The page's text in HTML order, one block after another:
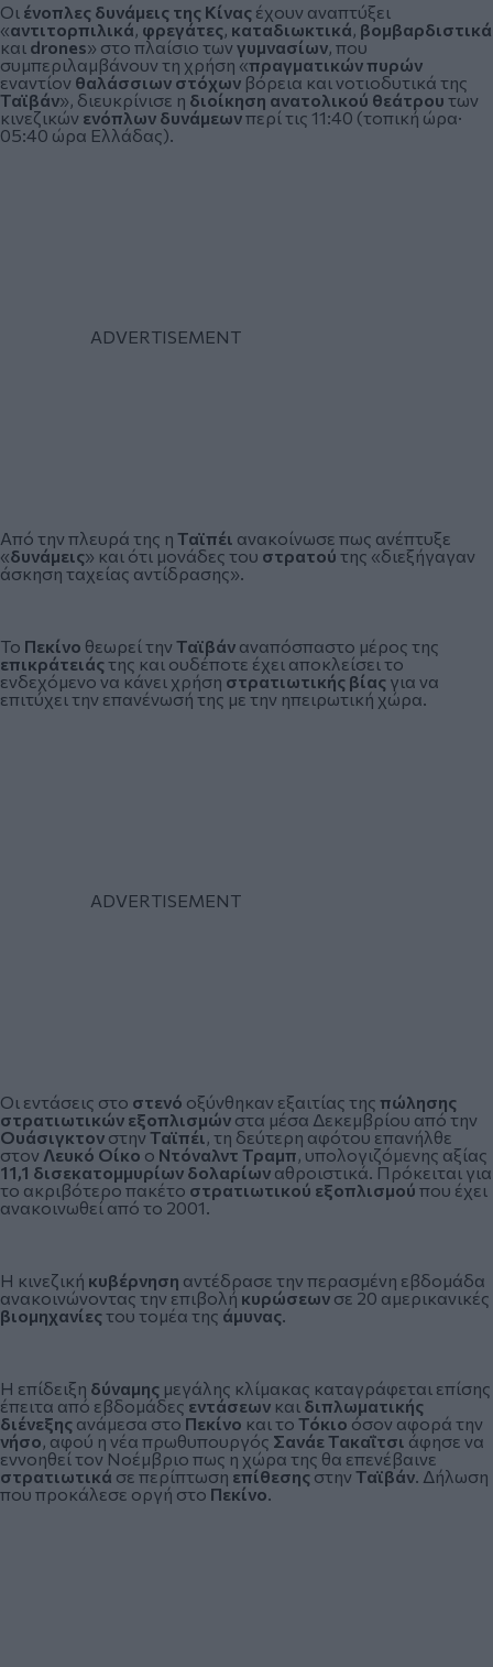
Οι ένοπλες δυνάμεις της Κίνας έχουν αναπτύξει
«αντιτορπιλικά, φρεγάτες, καταδιωκτικά, βομβαρδιστικά
και drones» στο πλαίσιο των γυμνασίων, που
συμπεριλαμβάνουν τη χρήση «πραγματικών πυρών
εναντίον θαλάσσιων στόχων βόρεια και νοτιοδυτικά της
Ταϊβάν», διευκρίνισε η διοίκηση ανατολικού θεάτρου των
κινεζικών ενόπλων δυνάμεωνπερί τις 11:40 (τοπική ώρα·
05:40 ώρα Ελλάδας).
Από την πλευρά της η Ταϊπέι ανακοίνωσε πως ανέπτυξε
«δυνάμεις» και ότι μονάδες του στρατού της «διεξήγαγαν
άσκηση ταχείας αντίδρασης».
Το Πεκίνο θεωρεί την Ταϊβάν αναπόσπαστο μέρος της
επικράτειάςτης και ουδέποτε έχει αποκλείσει το
ενδεχόμενο να κάνει χρήση στρατιωτικής βίας για να
επιτύχει την επανένωσή της με την ηπειρωτική χώρα.
Οι εντάσεις στο στενό οξύνθηκαν εξαιτίας της πώλησης
στρατιωτικών εξοπλισμών στα μέσα Δεκεμβρίου από την
Ουάσιγκτον στην Ταϊπέι, τη δεύτερη αφότου επανήλθε
στον Λευκό Οίκο ο Ντόναλντ Τραμπ, υπολογιζόμενης αξίας
11,1 δισεκατομμυρίων δολαρίων αθροιστικά. Πρόκειται για
το ακριβότερο πακέτο στρατιωτικού εξοπλισμού που έχει
ανακοινωθεί από το 2001.
Η κινεζική κυβέρνηση αντέδρασε την περασμένη εβδομάδα
ανακοινώνοντας την επιβολή κυρώσεων σε 20 αμερικανικές
βιομηχανίεςτου τομέα της άμυνας.
Η επίδειξη δύναμης μεγάλης κλίμακας καταγράφεται επίσης
έπειτα από εβδομάδες εντάσεων και διπλωματικής
διένεξης ανάμεσα στο Πεκίνο και το Τόκιο όσον αφορά την
νήσο, αφού η νέα πρωθυπουργός Σανάε Τακαΐτσι άφησε να
εννοηθεί τον Νοέμβριο πως η χώρα της θα επενέβαινε
στρατιωτικά σε περίπτωση επίθεσης στην Ταϊβάν. Δήλωση
που προκάλεσε οργή στο Πεκίνο.